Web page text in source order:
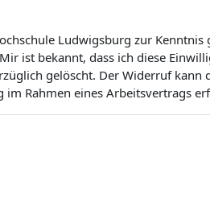
Ludwigsburg zur
ist bekannt, dass ich diese
gelöscht. Der Widerruf kann
Rahmen eines Arbeitsvertrags